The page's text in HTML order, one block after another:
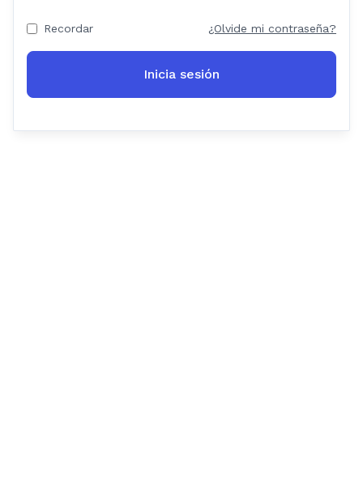
Recordar ¿Olvide mi contraseña?